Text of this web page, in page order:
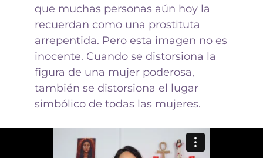
que muchas personas aún hoy la
recuerdan como una prostituta
arrepentida. Pero esta imagen no es
inocente. Cuando se distorsiona la
figura de una mujer poderosa,
también se distorsiona el lugar
simbólico de todas las mujeres.